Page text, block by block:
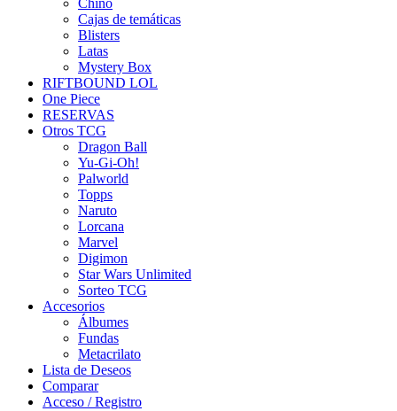
Chino
Cajas de temáticas
Blisters
Latas
Mystery Box
RIFTBOUND LOL
One Piece
RESERVAS
Otros TCG
Dragon Ball
Yu-Gi-Oh!
Palworld
Topps
Naruto
Lorcana
Marvel
Digimon
Star Wars Unlimited
Sorteo TCG
Accesorios
Álbumes
Fundas
Metacrilato
Lista de Deseos
Comparar
Acceso / Registro